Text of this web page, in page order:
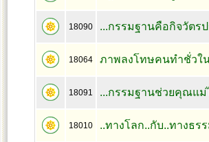
18090 ...กรรมฐานคือกิจวัตร
18064 ภาพลงโทษคนทำชั่วใ
18091 ...กรรมฐานช่วยคุณแม่
18010 ..ทางโลก..กับ..ทางธร